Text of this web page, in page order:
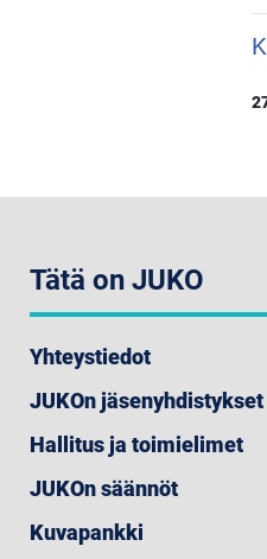
Tätä on JUKO
Yhteystiedot
JUKOn
Hallitus ja toimielimet
JUKOn säännöt
Kuvapankki